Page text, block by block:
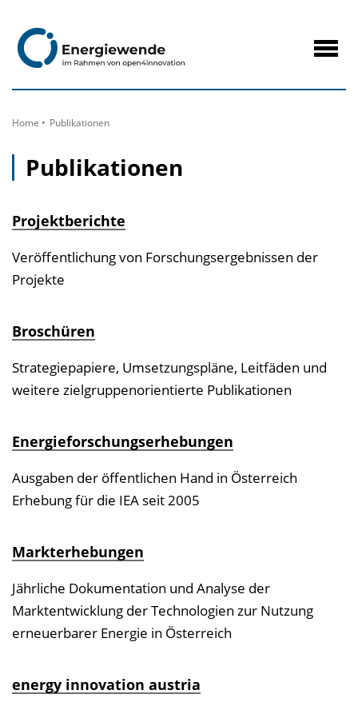
Home Publikationen
Publikationen
Projektberichte
Veröffentlichung von Forschungsergebnissen der
Projekte
Broschüren
Strategiepapiere, Umsetzungspläne, Leitfäden und
weitere zielgruppenorientierte Publikationen
Energieforschungserhebungen
Ausgaben der öffentlichen Hand in Österreich
Erhebung für die IEA seit 2005
Markterhebungen
Jährliche Dokumentation und Analyse der
Marktentwicklung der Technologien zur Nutzung
erneuerbarer Energie in Österreich
energy innovation austria